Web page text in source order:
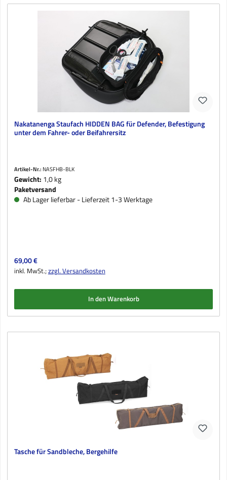
Nakatanenga Staufach HIDDEN BAG für Defender, Befestigung
unter dem Fahrer- oder Beifahrersitz
Artikel-Nr.: NASFHB-BLK
Gewicht: 1,0 kg
Paketversand
Ab Lager lieferbar - Lieferzeit 1-3 Werktage
Regulärer Preis:
69,00 €
inkl. MwSt.;zzgl. Versandkosten
In den Warenkorb
Tasche für Sandbleche, Bergehilfe